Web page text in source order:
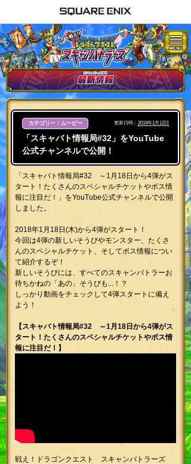
カテゴリー：ムービー 更新日時： 2018年1月12日
「スキャバト情報局#32」をYouTube
公式チャンネルで公開！
「スキャバト情報局#32 ～1月18日から4弾がス
タート！たくさんのスペシャルチケットやボス情
報に注目だ！」をYouTube公式チャンネルで公開
しました。
2018年1月18日(木)から4弾がスタート！
今回は4弾の新しいそうびやモンスター、たくさ
んのスペシャルチケット、そしてボス情報につい
て紹介するぞ！
新しいそうびには、すべてのスキャンバトラーお
待ちかねの「あの」そうびも...！？
しっかり動画をチェックして4弾スタートに備え
よう！
【スキャバト情報局#32 ～1月18日から4弾がス
タート！たくさんのスペシャルチケットやボス情
報に注目だ！】
戦え！ドラゴンクエスト スキャンバトラーズ